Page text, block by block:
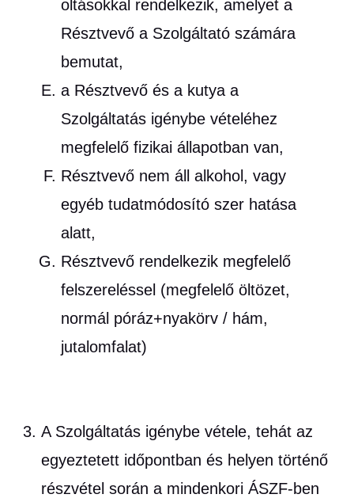
oltásokkal rendelkezik, amelyet a
Résztvevő a Szolgáltató számára
bemutat,
a Résztvevő és a kutya a
Szolgáltatás igénybe vételéhez
megfelelő fizikai állapotban van,
Résztvevő nem áll alkohol, vagy
egyéb tudatmódosító szer hatása
alatt,
Résztvevő rendelkezik megfelelő
felszereléssel (megfelelő öltözet,
normál póráz+nyakörv / hám,
jutalomfalat)
A Szolgáltatás igénybe vétele, tehát az
egyeztetett időpontban és helyen történő
részvétel során a mindenkori ÁSZF-ben